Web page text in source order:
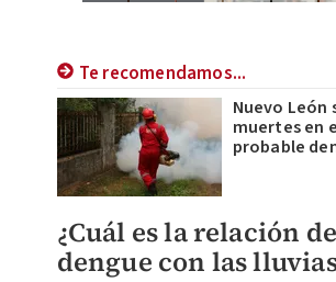
Te recomendamos...
Nuevo León
muertes en
probable
¿Cuál es la relación
dengue con las